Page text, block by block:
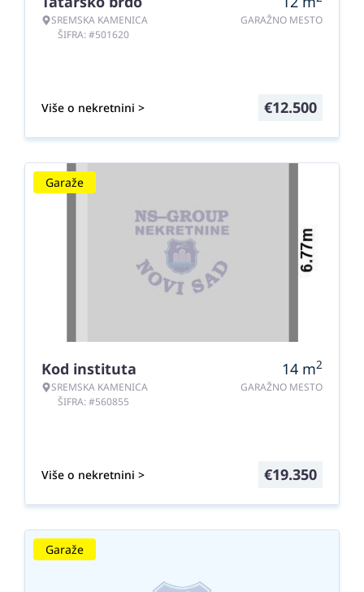
SREMSKA KAMENICA
ŠIFRA: #501620
GARAŽNO MESTO
Više o nekretnini > €12.500
Garaže
Kod instituta
SREMSKA KAMENICA
ŠIFRA: #560855
14 m2
GARAŽNO MESTO
Više o nekretnini > €19.350
Garaže